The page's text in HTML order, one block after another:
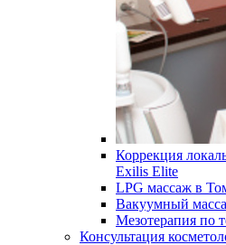
Коррекция
Exilis Elite
LPG массаж в
Вакуумный
Мезотерапия по
Консультация